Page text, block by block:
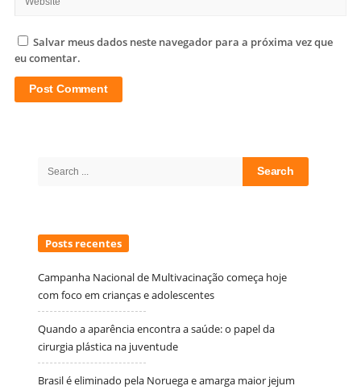
Salvar meus dados neste navegador para a próxima vez que
eu comentar.
Search
Posts recentes
Campanha Nacional de Multivacinação começa hoje
com foco em crianças e adolescentes
Quando a aparência encontra a saúde: o papel da
cirurgia plástica na juventude
Brasil é eliminado pela Noruega e amarga maior jejum